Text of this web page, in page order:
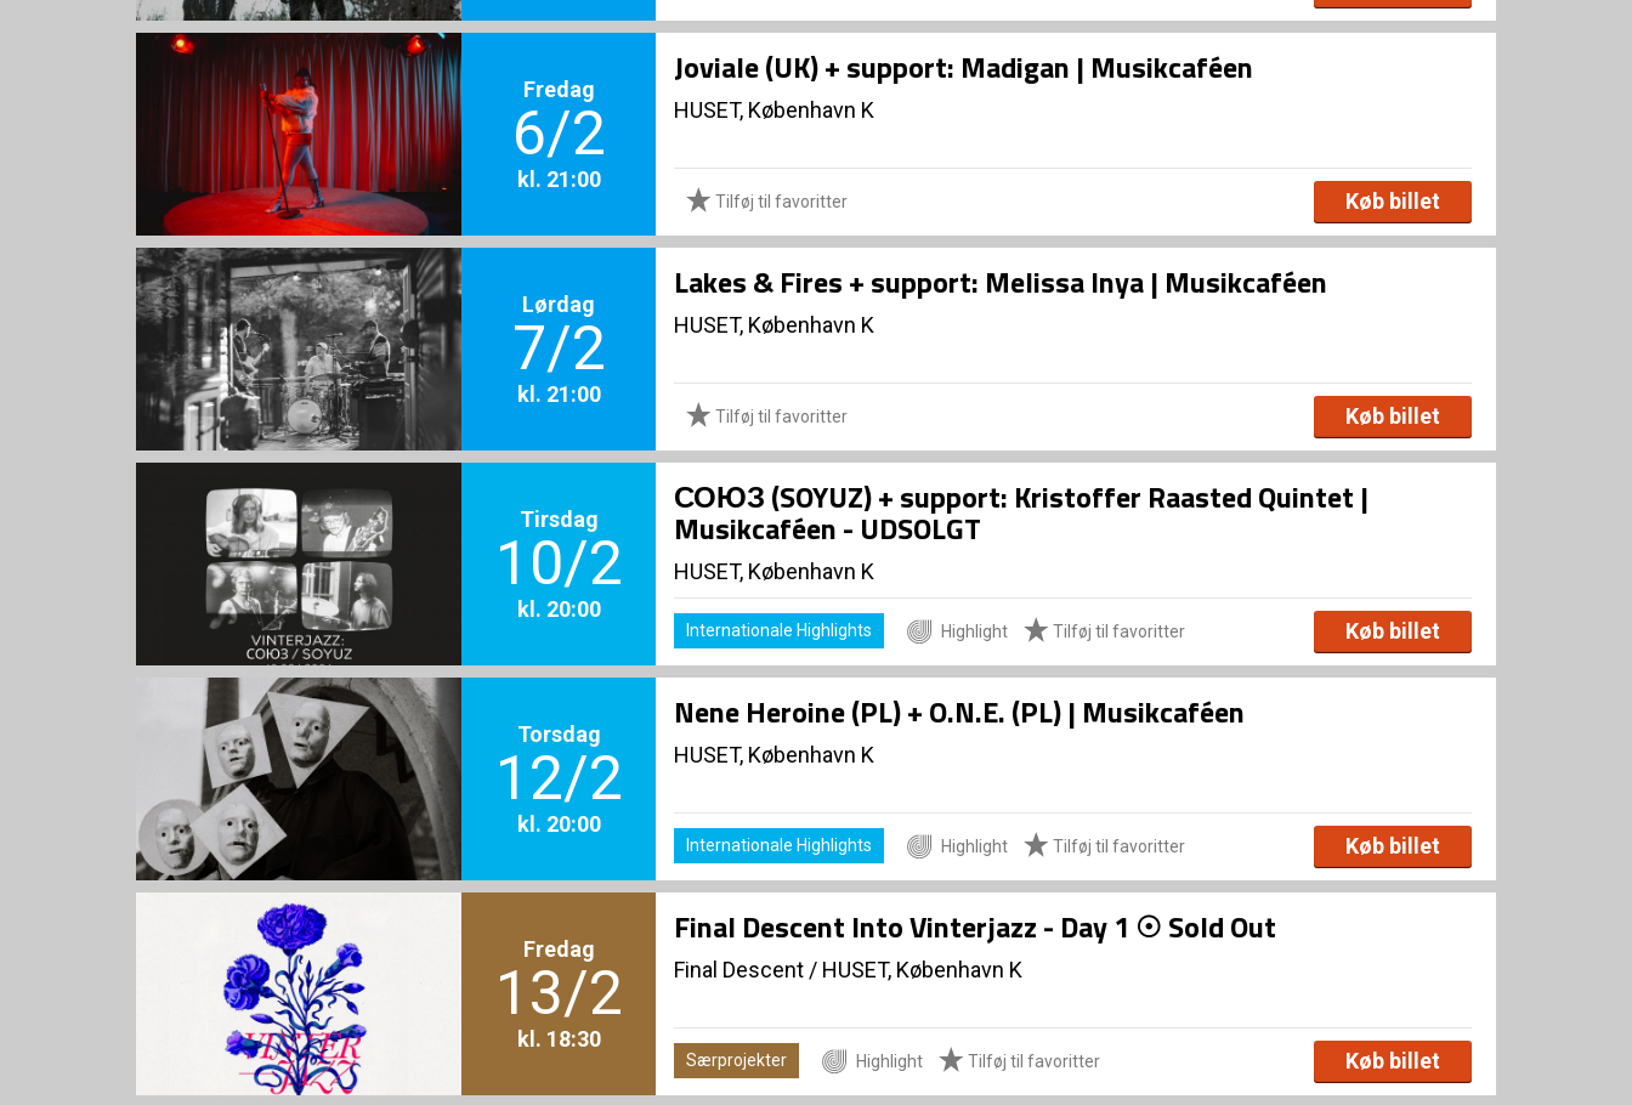
Fredag
6/2
kl. 21:00
Joviale (UK) + support: Madigan | Musikcaféen
HUSET, København K
Tilføj til favoritter Køb billet
Lørdag
7/2
kl. 21:00
Lakes & Fires + support: Melissa Inya | Musikcaféen
HUSET, København K
Tilføj til favoritter Køb billet
Tirsdag
10/2
kl. 20:00
СОЮЗ (SOYUZ) + support: Kristoffer Raasted Quintet |
Musikcaféen - UDSOLGT
HUSET, København K
Internationale Highlights Highlight Tilføj til favoritter Køb billet
Torsdag
12/2
kl. 20:00
Nene Heroine (PL) + O.N.E. (PL) | Musikcaféen
HUSET, København K
Internationale Highlights Highlight Tilføj til favoritter Køb billet
Fredag
13/2
kl. 18:30
Final Descent Into Vinterjazz - Day 1 ☉ Sold Out
Final Descent / HUSET, København K
Særprojekter Highlight Tilføj til favoritter Køb billet